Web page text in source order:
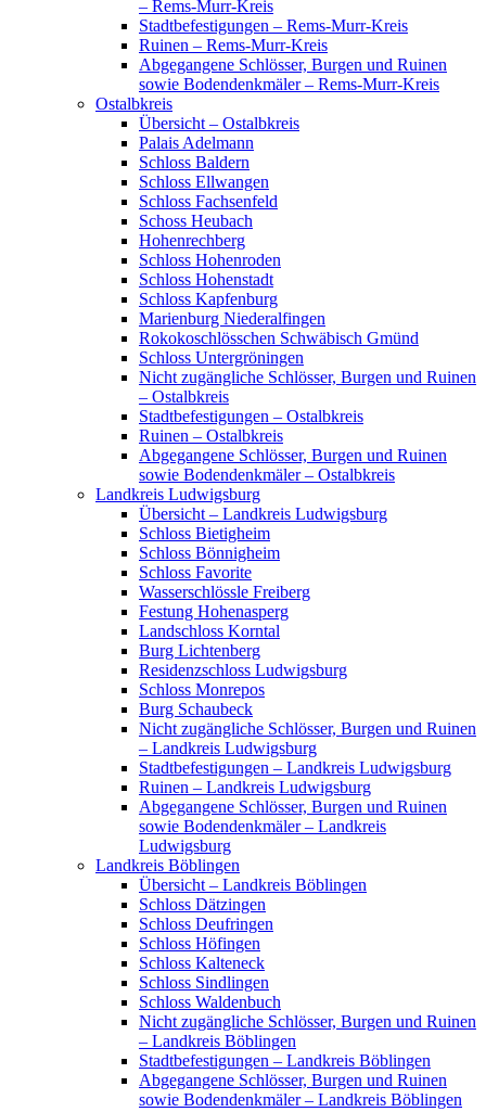
– Rems-Murr-Kreis
Stadtbefestigungen – Rems-Murr-Kreis
Ruinen – Rems-Murr-Kreis
Abgegangene Schlösser, Burgen und Ruinen
sowie Bodendenkmäler – Rems-Murr-Kreis
Ostalbkreis
Übersicht – Ostalbkreis
Palais Adelmann
Schloss Baldern
Schloss Ellwangen
Schloss Fachsenfeld
Schoss Heubach
Hohenrechberg
Schloss Hohenroden
Schloss Hohenstadt
Schloss Kapfenburg
Marienburg Niederalfingen
Rokokoschlösschen Schwäbisch Gmünd
Schloss Untergröningen
Nicht zugängliche Schlösser, Burgen und Ruinen
– Ostalbkreis
Stadtbefestigungen – Ostalbkreis
Ruinen – Ostalbkreis
Abgegangene Schlösser, Burgen und Ruinen
sowie Bodendenkmäler – Ostalbkreis
Landkreis Ludwigsburg
Übersicht – Landkreis Ludwigsburg
Schloss Bietigheim
Schloss Bönnigheim
Schloss Favorite
Wasserschlössle Freiberg
Festung Hohenasperg
Landschloss Korntal
Burg Lichtenberg
Residenzschloss Ludwigsburg
Schloss Monrepos
Burg Schaubeck
Nicht zugängliche Schlösser, Burgen und Ruinen
– Landkreis Ludwigsburg
Stadtbefestigungen – Landkreis Ludwigsburg
Ruinen – Landkreis Ludwigsburg
Abgegangene Schlösser, Burgen und Ruinen
sowie Bodendenkmäler – Landkreis
Ludwigsburg
Landkreis Böblingen
Übersicht – Landkreis Böblingen
Schloss Dätzingen
Schloss Deufringen
Schloss Höfingen
Schloss Kalteneck
Schloss Sindlingen
Schloss Waldenbuch
Nicht zugängliche Schlösser, Burgen und Ruinen
– Landkreis Böblingen
Stadtbefestigungen – Landkreis Böblingen
Abgegangene Schlösser, Burgen und Ruinen
sowie Bodendenkmäler – Landkreis Böblingen